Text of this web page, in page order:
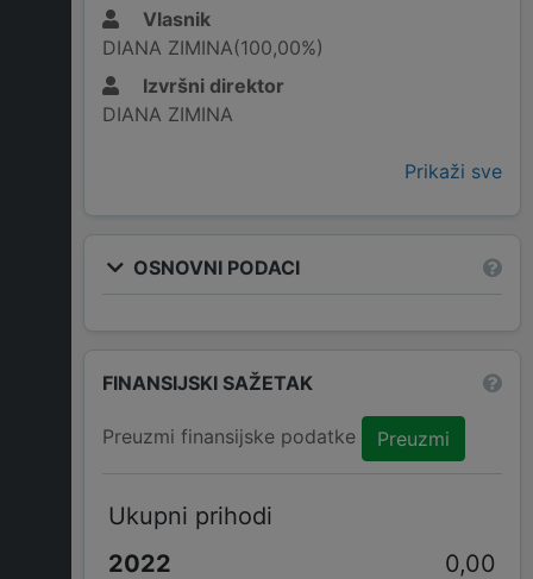
Vlasnik
DIANA ZIMINA(100,00%)
Izvršni direktor
DIANA ZIMINA
Prikaži sve
OSNOVNI PODACI
FINANSIJSKI SAŽETAK
Preuzmi finansijske podatke Preuzmi
Ukupni prihodi
0,00